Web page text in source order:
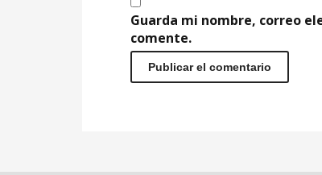
Guarda mi nombre, correo
comente.